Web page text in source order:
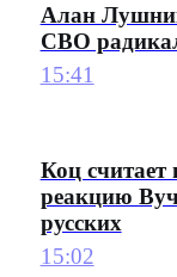
Алан
СВО
15:41
Коц считает
реакцию
русских
15:02